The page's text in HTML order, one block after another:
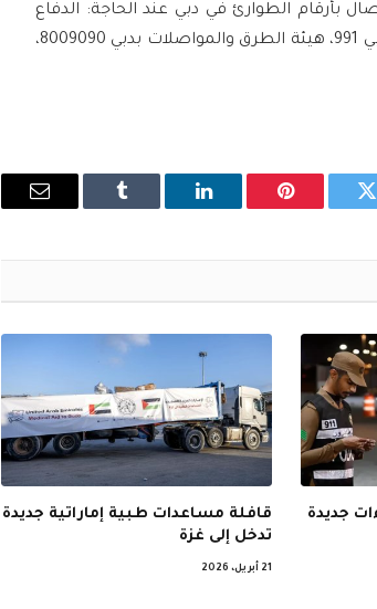
بأرقام الطوارئ في دبي عند الحاجة: الدفاع
المدني 997، الإسعاف 998، شرطة دبي 999، هيئة كهرباء ومياه دبي 991، هيئة الطرق والمواصلات بدبي 8009090،
تويتر بينتيريستلينكدإن Tumblr
البريد
جديدة
قافلة مساعدات طبية إماراتية جديدة
تدخل إلى غزة
21 أبريل، 2026